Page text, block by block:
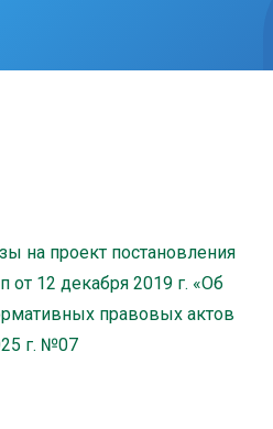
на проект постановления
12 декабря 2019 г. «Об
правовых актов
г. №07